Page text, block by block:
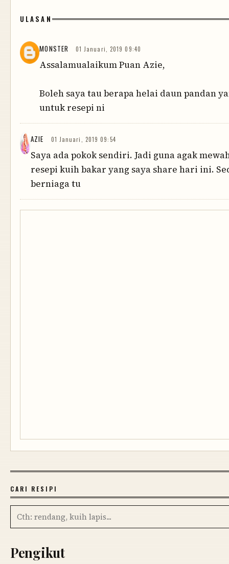
ULASAN
MONSTER 01 Januari, 2019 09:40
Assalamualaikum Puan Azie,
Boleh saya tau berapa helai daun pandan
untuk resepi ni
AZIE 01 Januari, 2019 09:54
Saya ada pokok sendiri. Jadi guna agak
resepi kuih bakar yang saya share hari ini.
berniaga tu
CARI RESIPI
Pengikut